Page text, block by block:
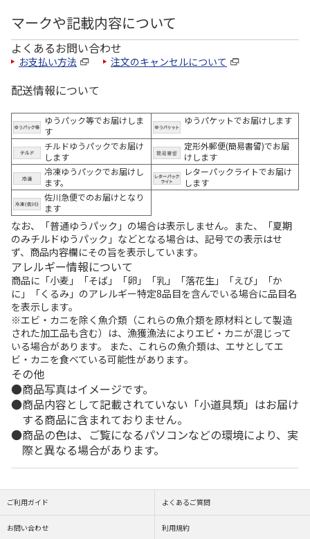
マークや記載内容について
よくあるお問い合わせ
お支払い方法 注文のキャンセルについて
配送情報について
ゆうパック等でお届けしま
す
ゆうパケットでお届けします
チルドゆうパックでお届け
します
定形外郵便(簡易書留)でお届
けします
冷凍ゆうパックでお届けし
ます。
レターパックライトでお届け
します
佐川急便でのお届けとなり
ます
なお、「普通ゆうパック」の場合は表示しません。また、「夏期
のみチルドゆうパック」などとなる場合は、記号での表示はせ
ず、商品内容欄にその旨を表示しています。
アレルギー情報について
商品に「小麦」「そば」「卵」「乳」「落花生」「えび」「か
に」「くるみ」のアレルギー特定8品目を含んでいる場合に品目名
を表示します。
※エビ・カニを除く魚介類（これらの魚介類を原材料として製造
された加工品も含む）は、漁獲漁法によりエビ・カニが混じって
いる場合があります。 また、これらの魚介類は、エサとしてエ
ビ・カニを食べている可能性があります。
その他
商品写真はイメージです。
商品内容として記載されていない「小道具類」はお届け
する商品に含まれておりません。
商品の色は、ご覧になるパソコンなどの環境により、実
際と異なる場合があります。
ご利用ガイド よくあるご質問
お問い合わせ 利用規約